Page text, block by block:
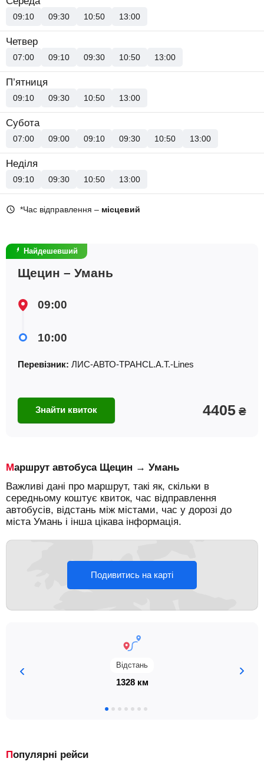
09:10 09:30 10:50 13:00
Четвер
07:00 09:10 09:30 10:50 13:00
П’ятниця
09:10 09:30 10:50 13:00
Субота
07:00 09:00 09:10 09:30 10:50 13:00
Неділя
09:10 09:30 10:50 13:00
*Час відправлення – місцевий
Найдешевший
Щецин – Умань
09:00
10:00
Перевізник: ЛИС-АВТО-ТРАНСL.A.T.-Lines
Знайти квиток 4405 ₴
Маршрут автобуса Щецин → Умань
Важливі дані про маршрут, такі як, скільки в
середньому коштує квиток, час відправлення
автобусів, відстань між містами, час у дорозі до
міста Умань і інша цікава інформація.
Подивитись на карті
Відстань
1328 км
Популярні рейси